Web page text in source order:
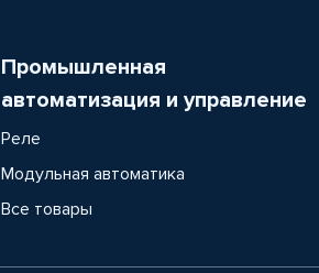
Промышленная
автоматизация и управление
Реле
Модульная автоматика
Все товары